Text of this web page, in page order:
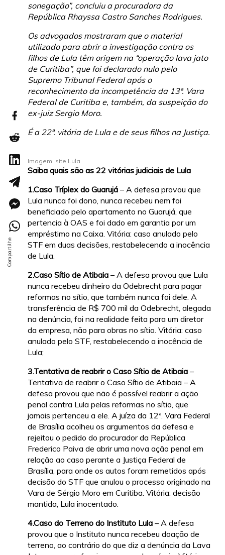
sonegação”, concluiu a procuradora da
República Rhayssa Castro Sanches Rodrigues.
Os advogados mostraram que o material
utilizado para abrir a investigação contra os
filhos de Lula têm origem na “operação lava jato
de Curitiba”, que foi declarado nulo pelo
Supremo Tribunal Federal após o
reconhecimento da incompetência da 13ª. Vara
Federal de Curitiba e, também, da suspeição do
ex-juiz Sergio Moro.
É a 22ª. vitória de Lula e de seus filhos na Justiça.
Imagem: site Lula
Saiba quais são as 22 vitórias judiciais de Lula
1.Caso Tríplex do Guarujá – A defesa provou que
Lula nunca foi dono, nunca recebeu nem foi
beneficiado pelo apartamento no Guarujá, que
pertencia à OAS e foi dado em garantia por um
empréstimo na Caixa. Vitória: caso anulado pelo
STF em duas decisões, restabelecendo a inocência
de Lula.
2.Caso Sítio de Atibaia – A defesa provou que Lula
nunca recebeu dinheiro da Odebrecht para pagar
reformas no sítio, que também nunca foi dele. A
transferência de R$ 700 mil da Odebrecht, alegada
na denúncia, foi na realidade feita para um diretor
da empresa, não para obras no sítio. Vitória: caso
anulado pelo STF, restabelecendo a inocência de
Lula;
3.Tentativa de reabrir o Caso Sítio de Atibaia –
Tentativa de reabrir o Caso Sítio de Atibaia – A
defesa provou que não é possível reabrir a ação
penal contra Lula pelas reformas no sítio, que
jamais pertenceu a ele. A juíza da 12ª. Vara Federal
de Brasília acolheu os argumentos da defesa e
rejeitou o pedido do procurador da República
Frederico Paiva de abrir uma nova ação penal em
relação ao caso perante a Justiça Federal de
Brasília, para onde os autos foram remetidos após
decisão do STF que anulou o processo originado na
Vara de Sérgio Moro em Curitiba. Vitória: decisão
mantida, Lula inocentado.
4.Caso do Terreno do Instituto Lula – A defesa
provou que o Instituto nunca recebeu doação de
terreno, ao contrário do que diz a denúncia da Lava